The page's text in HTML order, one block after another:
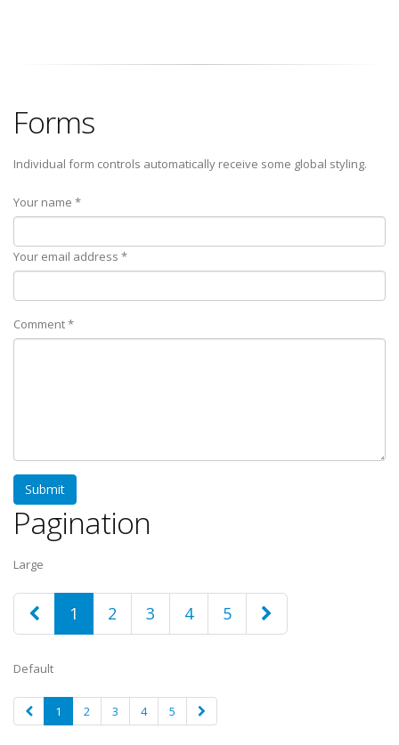
Forms
Individual form controls automatically receive some global styling.
Your name *
Your email address *
Comment *
Pagination
Large
1 2 3 4 5
Default
1 2 3 4 5